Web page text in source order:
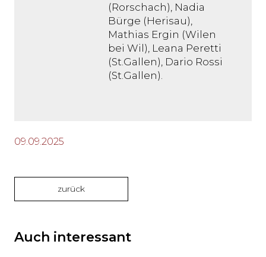
(Rorschach), Nadia
Bürge (Herisau),
Mathias Ergin (Wilen
bei Wil), Leana Peretti
(St.Gallen), Dario Rossi
(St.Gallen).
09.09.2025
zurück
Auch interessant